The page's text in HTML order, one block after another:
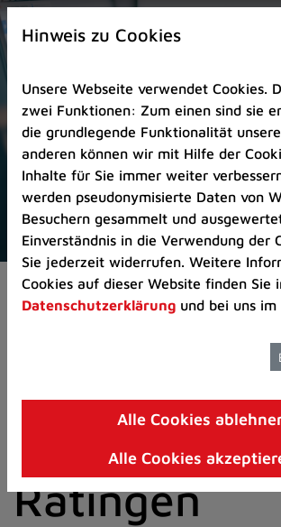
Zur
Startseite
Zum
Seitenanfang
springen
(Schnelltaste
A)
Zur
Navigation/Menü
springen
(Schnelltaste
M)
Zur
8)
I)
Aktuelles
der Stadt
Ratingen
Hinweis zu Cookies
Unsere Webseite verwendet Cookies.
zwei Funktionen: Zum einen sind sie
die grundlegende Funktionalität
anderen können wir mit Hilfe der
Inhalte für Sie immer weiter
werden pseudonymisierte Daten von
Besuchern gesammelt und
Einverständnis in die Verwendung der
Sie jederzeit widerrufen. Weitere
Cookies auf dieser Website finden Sie
Datenschutzerklärung und bei uns im
Alle Cookies
Alle Cookies